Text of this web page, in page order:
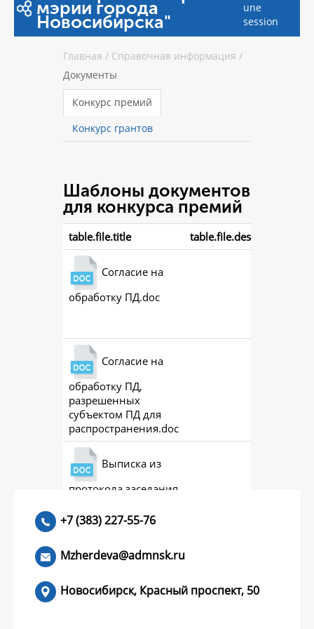
мэрии города
Новосибирска"
une
session
Главная / Справочная информация /
Документы
Конкурс премий
Конкурс грантов
Шаблоны документов
для конкурса премий
table.file.title table.file.description
Согласие на
обработку ПД.doc
Согласие на
обработку ПД,
разрешенных
субъектом ПД для
распространения.doc
Выписка из
протокола заседания
+7 (383) 227-55-76
Mzherdeva@admnsk.ru
Новосибирск, Красный проспект, 50